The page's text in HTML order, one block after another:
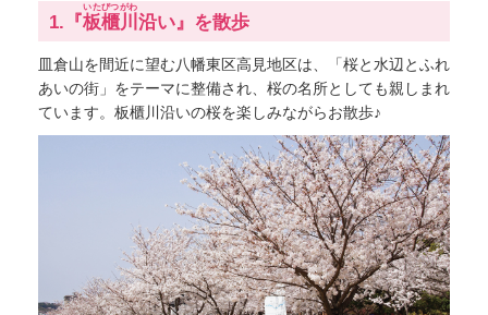
1.『板櫃川
いたびつがわ
沿い』を散歩
皿倉山を間近に望む八幡東区高見地区は、「桜と水辺とふれ
あいの街」をテーマに整備され、桜の名所としても親しまれ
ています。板櫃川沿いの桜を楽しみながらお散歩♪